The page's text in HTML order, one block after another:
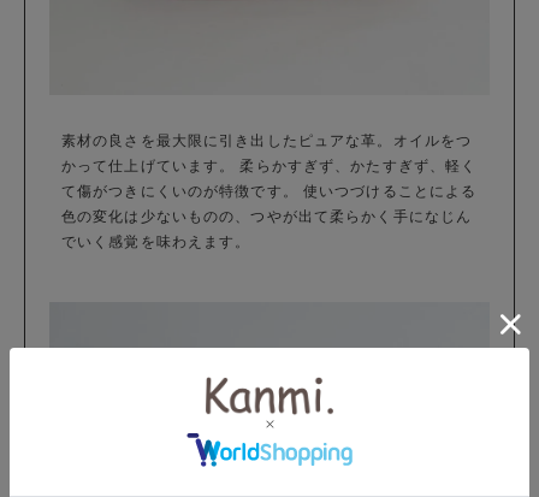
素材の良さを最大限に引き出したピュアな革。オイルをつ
かって仕上げています。 柔らかすぎず、かたすぎず、軽く
て傷がつきにくいのが特徴です。 使いつづけることによる
色の変化は少ないものの、つやが出て柔らかく手になじん
でいく感覚を味わえます。